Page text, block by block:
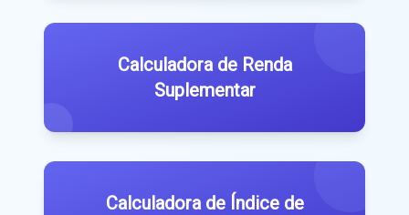
Calculadora de Renda
Suplementar
Calculadora de Índice de